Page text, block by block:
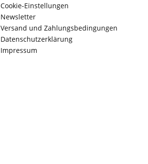
Cookie-Einstellungen
Newsletter
Versand und Zahlungsbedingungen
Datenschutzerklärung
Impressum